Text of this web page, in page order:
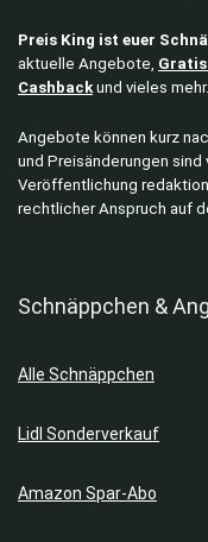
Preis King ist euer
aktuelle Angebote,
Cashbackund vieles mehr.
Angebote können kurz
und Preisänderungen
Veröffentlichung
rechtlicher Anspruch auf
Schnäppchen &
Alle Schnäppchen
Lidl Sonderverkauf
Amazon Spar-Abo